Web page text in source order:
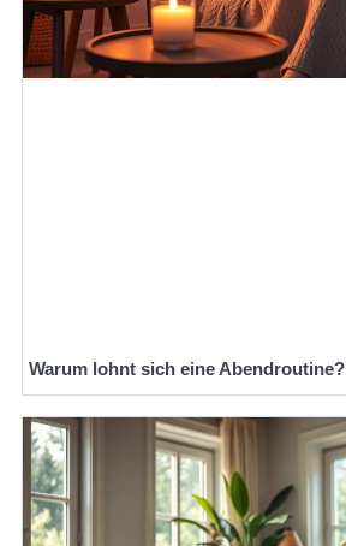
Warum lohnt sich eine Abendroutine?